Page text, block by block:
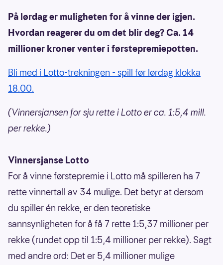
På lørdag er muligheten for å vinne der igjen.
Hvordan reagerer du om det blir deg? Ca. 14
millioner kroner venter i førstepremiepotten.
Bli med i Lotto-trekningen - spill før lørdag klokka
18.00.
(Vinnersjansen for sju rette i Lotto er ca. 1:5,4 mill.
per rekke.)
Vinnersjanse Lotto
For å vinne førstepremie i Lotto må spilleren ha 7
rette vinnertall av 34 mulige. Det betyr at dersom
du spiller én rekke, er den teoretiske
sannsynligheten for å få 7 rette 1:5,37 millioner per
rekke (rundet opp til 1:5,4 millioner per rekke). Sagt
med andre ord: Det er 5,4 millioner mulige